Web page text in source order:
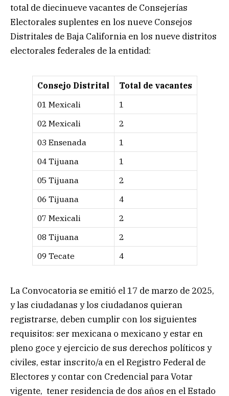
total de diecinueve vacantes de Consejerías
Electorales suplentes en los nueve Consejos
Distritales de Baja California en los nueve distritos
electorales federales de la entidad:
Consejo Distrital
Total de vacantes
01 Mexicali
1
02 Mexicali
2
03 Ensenada
1
04 Tijuana
1
05 Tijuana
2
06 Tijuana
4
07 Mexicali
2
08 Tijuana
2
09 Tecate
4
La Convocatoria se emitió el 17 de marzo de 2025,
y las ciudadanas y los ciudadanos quieran
registrarse, deben cumplir con los siguientes
requisitos: ser mexicana o mexicano y estar en
pleno goce y ejercicio de sus derechos políticos y
civiles, estar inscrito/a en el Registro Federal de
Electores y contar con Credencial para Votar
vigente, tener residencia de dos años en el Estado